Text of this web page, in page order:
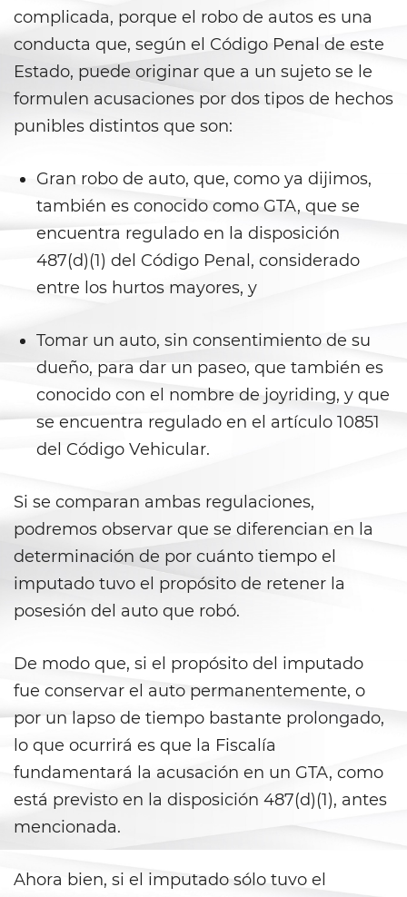
Malversación de Fondos
Presentación de Documentos
Falsos
Robo de Identidad
Delitos de Drogas
Fabricación de Drogas
Leyes sobre Marihuana en
California
Posesión De Metanfetamina
Posesión De Parafernalia De
Drogas
Posesión de una Sustancia
Controlada para la Venta
Posesión de Marihuana para la
Venta
Previo al Juicio 1000 PC
Proposición 36
Transporte de una Sustancia
Controlada para la Venta
Delitos de Fraude
Los Trabajadores
complicada, porque el robo de autos es una
conducta que, según el Código Penal de este
Estado, puede originar que a un sujeto se le
formulen acusaciones por dos tipos de hechos
punibles distintos que son:
Gran robo de auto, que, como ya dijimos,
también es conocido como GTA, que se
encuentra regulado en la disposición
487(d)(1) del Código Penal, considerado
entre los hurtos mayores, y
Tomar un auto, sin consentimiento de su
dueño, para dar un paseo, que también es
conocido con el nombre de joyriding, y que
se encuentra regulado en el artículo 10851
del Código Vehicular.
Si se comparan ambas regulaciones,
podremos observar que se diferencian en la
determinación de por cuánto tiempo el
imputado tuvo el propósito de retener la
posesión del auto que robó.
De modo que, si el propósito del imputado
fue conservar el auto permanentemente, o
por un lapso de tiempo bastante prolongado,
lo que ocurrirá es que la Fiscalía
fundamentará la acusación en un GTA, como
está previsto en la disposición 487(d)(1), antes
mencionada.
Ahora bien, si el imputado sólo tuvo el